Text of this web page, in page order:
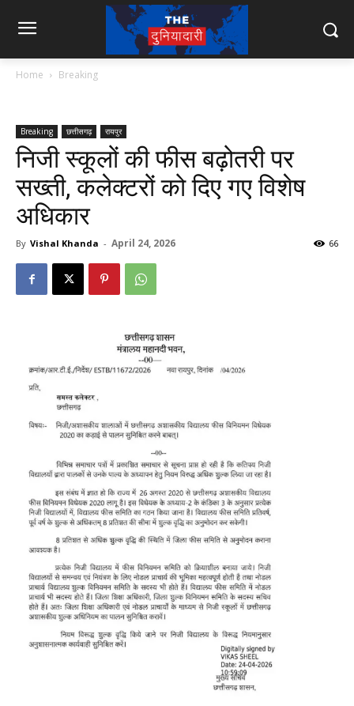
Home Breaking
Breaking छत्तीसगढ़ रायपुर
निजी स्कूलों की फीस बढ़ोतरी पर
सख्ती, कलेक्टरों को दिए गए विशेष
अधिकार
By Vishal Khanda - April 24, 2026 66